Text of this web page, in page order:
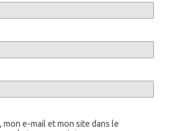
mon e-mail et mon site dans le